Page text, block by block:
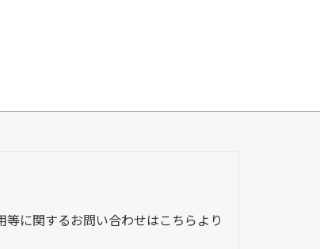
に関するお問い合わせはこちらより